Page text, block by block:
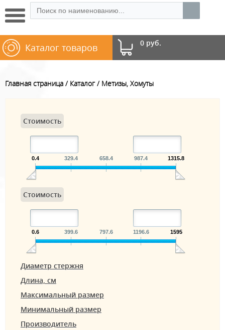
0 руб.
Каталог товаров
Главная страница Каталог Метизы, Хомуты
Стоимость
0.4 329.4 658.4 987.4 1315.8
Стоимость
0.6 399.6 797.6 1196.6 1595
Диаметр стержня
Длина, см
Максимальный размер
Минимальный размер
Производитель